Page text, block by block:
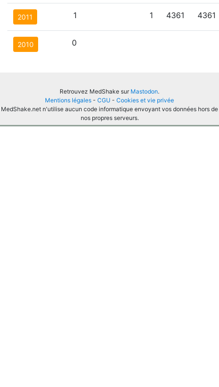
2011 1 1 4361 4361
2010 0
Retrouvez MedShake sur Mastodon.
Mentions légales - CGU - Cookies et vie privée
MedShake.net n'utilise aucun code informatique envoyant vos données hors de
nos propres serveurs.